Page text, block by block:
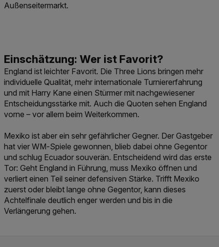
Außenseitermarkt.
England ist leichter Favorit. Die Three Lions bringen mehr
individuelle Qualität, mehr internationale Turniererfahrung
und mit Harry Kane einen Stürmer mit nachgewiesener
Entscheidungsstärke mit. Auch die Quoten sehen England
vorne – vor allem beim Weiterkommen.
Mexiko ist aber ein sehr gefährlicher Gegner. Der Gastgeber
hat vier WM-Spiele gewonnen, blieb dabei ohne Gegentor
und schlug Ecuador souverän. Entscheidend wird das erste
Tor: Geht England in Führung, muss Mexiko öffnen und
verliert einen Teil seiner defensiven Stärke. Trifft Mexiko
zuerst oder bleibt lange ohne Gegentor, kann dieses
Achtelfinale deutlich enger werden und bis in die
Verlängerung gehen.